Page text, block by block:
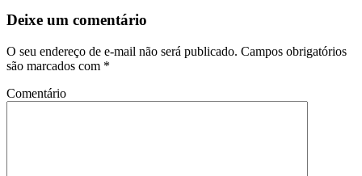
Deixe um comentário
O seu endereço de e-mail não será publicado. Campos obrigatórios
são marcados com *
Comentário